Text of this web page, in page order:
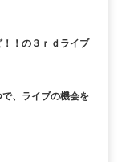
！の３ｒｄライブ
で、ライブの機会を